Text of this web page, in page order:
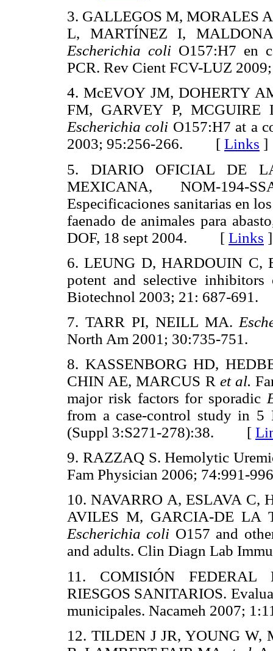
3. GALLEGOS M, MORALES
L, MARTÍNEZ I,
Escherichia coli O157:H7 en
PCR. Rev Cient FCV-LUZ
4. McEVOY JM, DOHERTY
FM, GARVEY P,
Escherichia coli O157:H7 at a
2003; 95:256-266. [ Links ]
5. DIARIO OFICIAL DE
MEXICANA, NOM-194-
Especificaciones sanitarias en
faenado de animales para
DOF, 18 sept 2004. [ Links ]
6. LEUNG D, HARDOUIN C,
potent and selective
Biotechnol 2003; 21: 687-
7. TARR PI, NEILL MA.
North Am 2001; 30:735-
8. KASSENBORG HD,
CHIN AE, MARCUS R et al.
major risk factors for sporadic
from a case-control study in
(Suppl 3:S271-278):38. [
9. RAZZAQ S. Hemolytic
Fam Physician 2006;
10. NAVARRO A, ESLAVA C,
AVILES M, GARCIA-DE LA
Escherichia coli O157 and
and adults. Clin Diagn Lab
11. COMISIÓN FEDERAL
RIESGOS SANITARIOS.
municipales. Nacameh
12. TILDEN J JR, YOUNG W,